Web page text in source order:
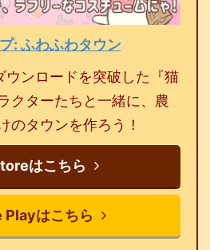
: ふわふわタウン
ンロードを突破した『猫
クターたちと一緒に、農
のタウンを作ろう！
はこちら
Playはこちら